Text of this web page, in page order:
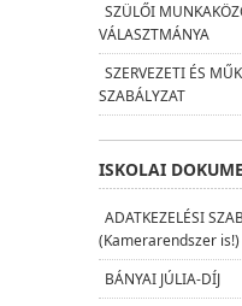
SZÜLŐI
VÁLASZTMÁNYA
SZERVEZETI ÉS
SZABÁLYZAT
ISKOLAI
ADATKEZELÉSI
(Kamerarendszer is!)
BÁNYAI JÚLIA-DÍJ